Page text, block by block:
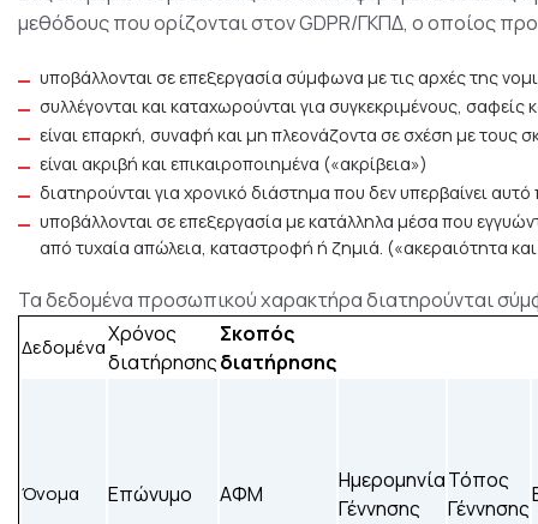
μεθόδους που ορίζονται στον GDPR/ΓΚΠΔ, ο οποίος
υποβάλλονται σε επεξεργασία σύμφωνα με τις αρχές της
συλλέγονται και καταχωρούνται για συγκεκριμένους,
είναι επαρκή, συναφή και μη πλεονάζοντα σε σχέση με
είναι ακριβή και επικαιροποιημένα («ακρίβεια»)
διατηρούνται για χρονικό διάστημα που δεν υπερβαίνει
υποβάλλονται σε επεξεργασία με κατάλληλα μέσα που
από τυχαία απώλεια, καταστροφή ή ζημιά. («ακεραιότητα
Τα δεδομένα προσωπικού χαρακτήρα διατηρούνται
Δεδομένα
Χρόνος
διατήρησης
Σκοπός
διατήρησης
Όνομα Επώνυμο ΑΦΜ
Ημερομηνία
Γέννησης
Τόπος
Γέννησης